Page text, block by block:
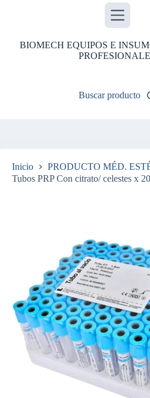
BIOMECH EQUIPOS E
Buscar producto
Inicio
PRODUCTO MÉD.
Tubos PRP Con citrato/ celestes x